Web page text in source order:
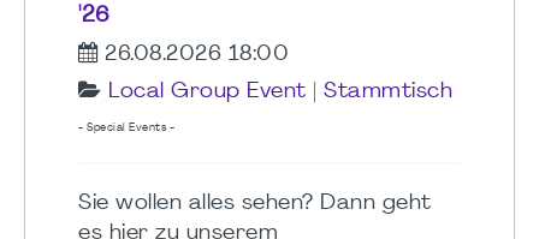
'26
26.08.2026 18:00
Local Group Event
Stammtisch
- Special Events -
Sie wollen alles sehen? Dann geht
es hier zu unserem